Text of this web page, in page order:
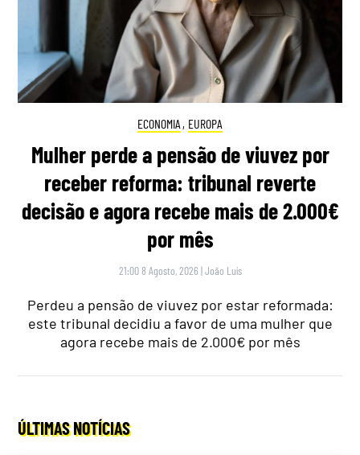
ECONOMIA , EUROPA
Mulher perde a pensão de viuvez por
receber reforma: tribunal reverte
decisão e agora recebe mais de 2.000€
por mês
21:00 8 Agosto, 2026 |João Luís
Perdeu a pensão de viuvez por estar reformada:
este tribunal decidiu a favor de uma mulher que
agora recebe mais de 2.000€ por mês
ÚLTIMAS NOTÍCIAS